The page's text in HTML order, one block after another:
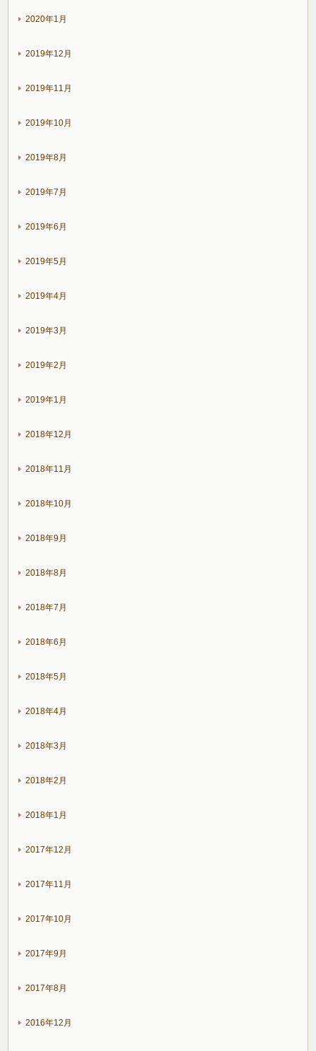
2020年1月
2019年12月
2019年11月
2019年10月
2019年8月
2019年7月
2019年6月
2019年5月
2019年4月
2019年3月
2019年2月
2019年1月
2018年12月
2018年11月
2018年10月
2018年9月
2018年8月
2018年7月
2018年6月
2018年5月
2018年4月
2018年3月
2018年2月
2018年1月
2017年12月
2017年11月
2017年10月
2017年9月
2017年8月
2016年12月